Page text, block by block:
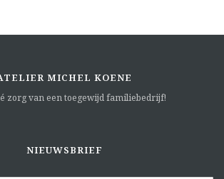
MICHEL KOENE
zorg van een toegewijd familiebedrijf!
NIEUWSBRIEF